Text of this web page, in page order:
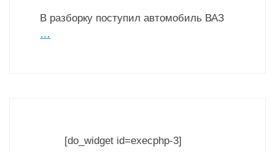
В разборку поступил автомобиль ВАЗ
…
[do_widget id=execphp-3]